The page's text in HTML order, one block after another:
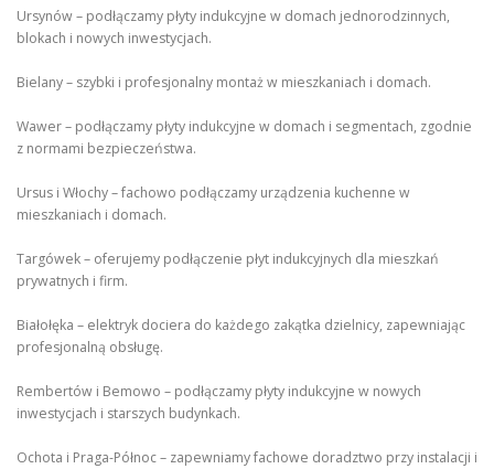
Ursynów – podłączamy płyty indukcyjne w domach jednorodzinnych,
blokach i nowych inwestycjach.
Bielany – szybki i profesjonalny montaż w mieszkaniach i domach.
Wawer – podłączamy płyty indukcyjne w domach i segmentach, zgodnie
z normami bezpieczeństwa.
Ursus i Włochy – fachowo podłączamy urządzenia kuchenne w
mieszkaniach i domach.
Targówek – oferujemy podłączenie płyt indukcyjnych dla mieszkań
prywatnych i firm.
Białołęka – elektryk dociera do każdego zakątka dzielnicy, zapewniając
profesjonalną obsługę.
Rembertów i Bemowo – podłączamy płyty indukcyjne w nowych
inwestycjach i starszych budynkach.
Ochota i Praga-Północ – zapewniamy fachowe doradztwo przy instalacji i